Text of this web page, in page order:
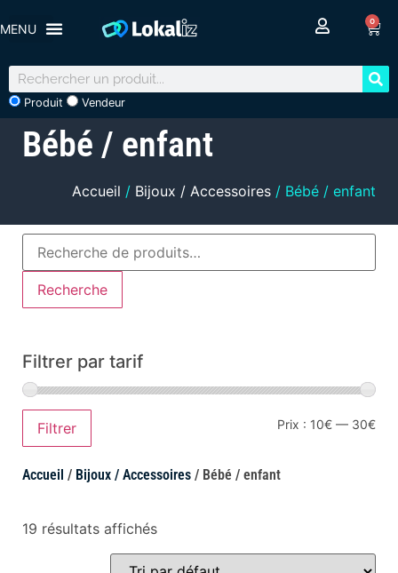
0
Produit Vendeur
Bébé / enfant
Accueil / Bijoux / Accessoires / Bébé / enfant
Recherche
Filtrer par tarif
Filtrer Prix : 10€ — 30€
Accueil / Bijoux / Accessoires / Bébé / enfant
19 résultats affichés